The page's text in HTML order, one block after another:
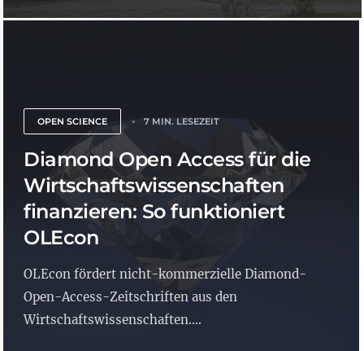
OPEN SCIENCE 7 MIN. LESEZEIT
Diamond Open Access für die
Wirtschaftswissenschaften
finanzieren: So funktioniert
OLEcon
OLEcon fördert nicht-kommerzielle Diamond-
Open-Access-Zeitschriften aus den
Wirtschaftswissenschaften....